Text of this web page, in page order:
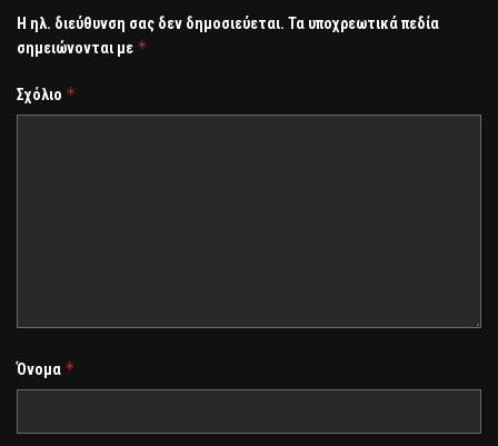
Η ηλ. διεύθυνση σας δεν δημοσιεύεται. Τα υποχρεωτικά πεδία
σημειώνονται με *
Σχόλιο *
Όνομα *